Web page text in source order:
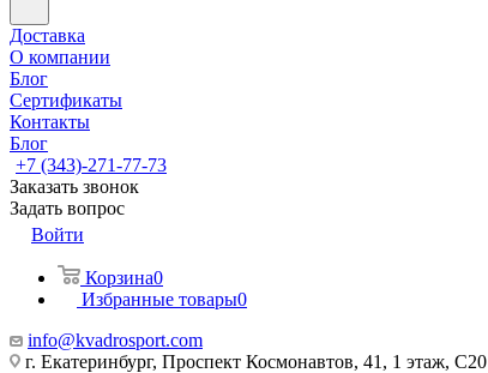
Доставка
О компании
Блог
Сертификаты
Контакты
Блог
+7 (343)-271-77-73
Заказать звонок
Задать вопрос
Войти
Корзина0
Избранные товары0
info@kvadrosport.com
г. Екатеринбург, Проспект Космонавтов, 41, 1 этаж, С20